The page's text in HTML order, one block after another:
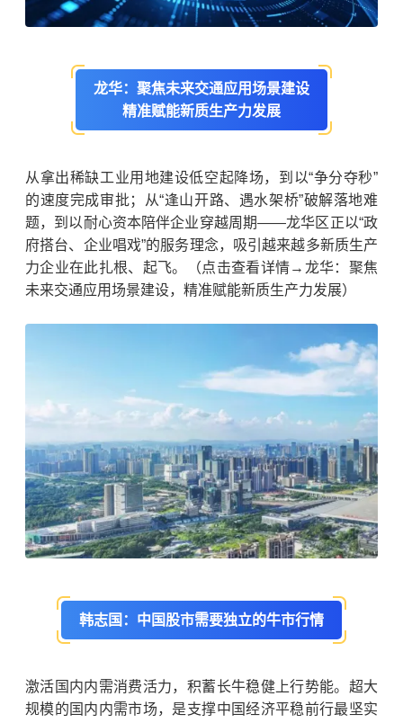
龙华：聚焦未来交通应用场景建设
精准赋能新质生产力发展
从拿出稀缺工业用地建设低空起降场，到以“争分夺秒”
的速度完成审批；从“逢山开路、遇水架桥”破解落地难
题，到以耐心资本陪伴企业穿越周期——龙华区正以“政
府搭台、企业唱戏”的服务理念，吸引越来越多新质生产
力企业在此扎根、起飞。（点击查看详情→龙华：聚焦
未来交通应用场景建设，精准赋能新质生产力发展）
韩志国：中国股市需要独立的牛市行情
激活国内内需消费活力，积蓄长牛稳健上行势能。超大
规模的国内内需市场，是支撑中国经济平稳前行最坚实